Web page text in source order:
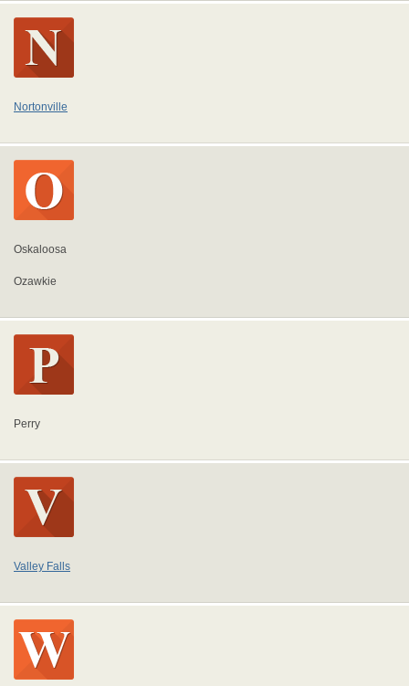
Nortonville
Oskaloosa
Ozawkie
Perry
Valley Falls